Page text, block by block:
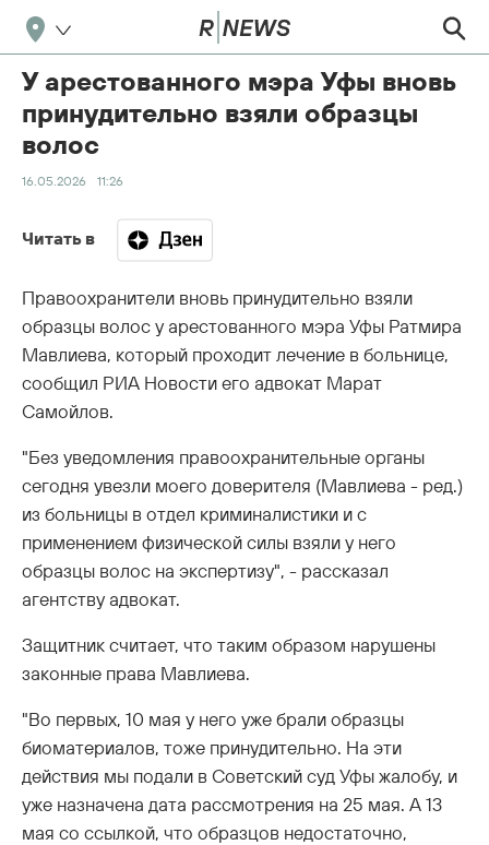
У арестованного мэра Уфы вновь
принудительно взяли образцы
волос
16.05.2026 11:26
Читать в
Правоохранители вновь принудительно взяли
образцы волос у арестованного мэра Уфы Ратмира
Мавлиева, который проходит лечение в больнице,
сообщил РИА Новости его адвокат Марат
Самойлов.
"Без уведомления правоохранительные органы
сегодня увезли моего доверителя (Мавлиева - ред.)
из больницы в отдел криминалистики и с
применением физической силы взяли у него
образцы волос на экспертизу", - рассказал
агентству адвокат.
Защитник считает, что таким образом нарушены
законные права Мавлиева.
"Во первых, 10 мая у него уже брали образцы
биоматериалов, тоже принудительно. На эти
действия мы подали в Советский суд Уфы жалобу, и
уже назначена дата рассмотрения на 25 мая. А 13
мая со ссылкой, что образцов недостаточно,